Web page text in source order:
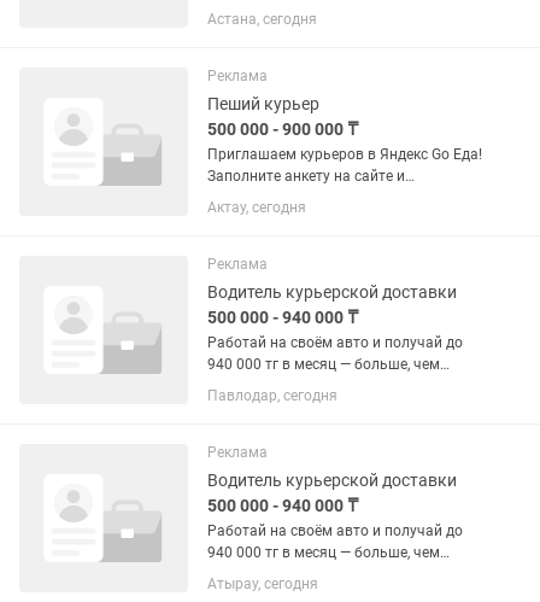
до 18:30 Оплата: оклад 200тыс с
последующим повышением
детей:русская предшкольная группа 4-
6лет Группа 2мл...
Астана, сегодня
Реклама
Пеший курьер
500 000 - 900 000 ₸
Приглашаем курьеров в Яндекс Go Еда!
Заполните анкету на сайте и
зарабатывайте уже сегодня! Работайте
пешком, на велосипеде, мотоцикле или
вас...
Актау, сегодня
Реклама
Водитель курьерской доставки
500 000 - 940 000 ₸
Работай на своём авто и получай до
940 000 тг в месяц — больше, чем
рулём такси! Доставка еды —
стабильный спрос, короткие маршруты
Доход выше среднего по такси...
Павлодар, сегодня
Реклама
Водитель курьерской доставки
500 000 - 940 000 ₸
Работай на своём авто и получай до
940 000 тг в месяц — больше, чем
рулём такси! Доставка еды —
стабильный спрос, короткие маршруты
Атырау, сегодня